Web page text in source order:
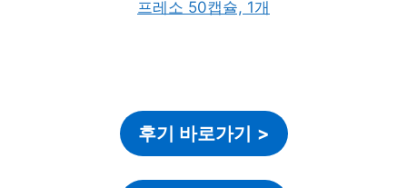
후기 바로가기 >